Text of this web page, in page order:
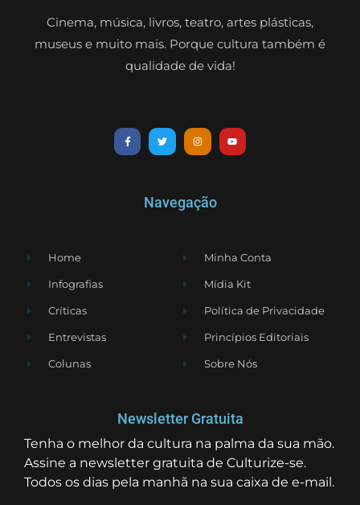
Cinema, música, livros, teatro, artes plásticas,
museus e muito mais. Porque cultura também é
qualidade de vida!
Navegação
Home
Infografias
Críticas
Entrevistas
Colunas
Minha Conta
Mídia Kit
Política de Privacidade
Princípios Editoriais
Sobre Nós
Newsletter Gratuita
Tenha o melhor da cultura na palma da sua mão.
Assine a newsletter gratuita de Culturize-se.
Todos os dias pela manhã na sua caixa de e-mail.